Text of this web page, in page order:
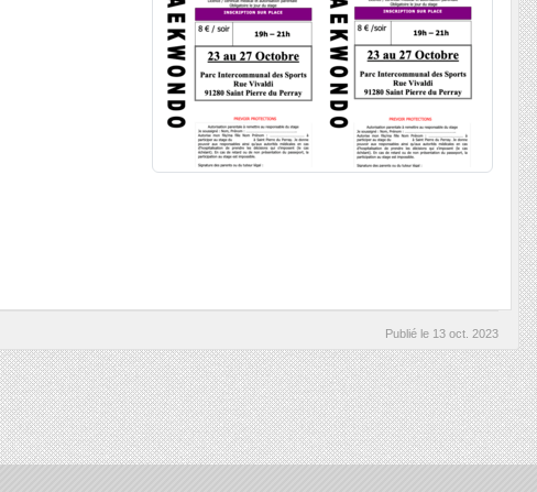
Publié le 13 oct. 2023